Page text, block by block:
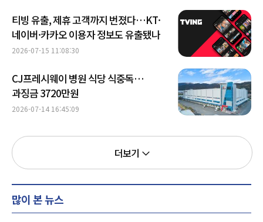
티빙 유출, 제휴 고객까지 번졌다…KT·
네이버·카카오 이용자 정보도 유출됐나
2026-07-15 11:08:30
CJ프레시웨이 병원 식당 식중독…
과징금 3720만원
2026-07-14 16:45:09
더보기
많이 본 뉴스